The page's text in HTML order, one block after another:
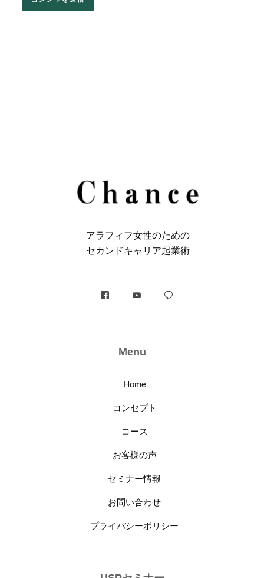
アラフィフ⼥性のための
セカンドキャリア起業術
Menu
Home
コンセプト
コース
お客様の声
セミナー情報
お問い合わせ
プライバシーポリシー